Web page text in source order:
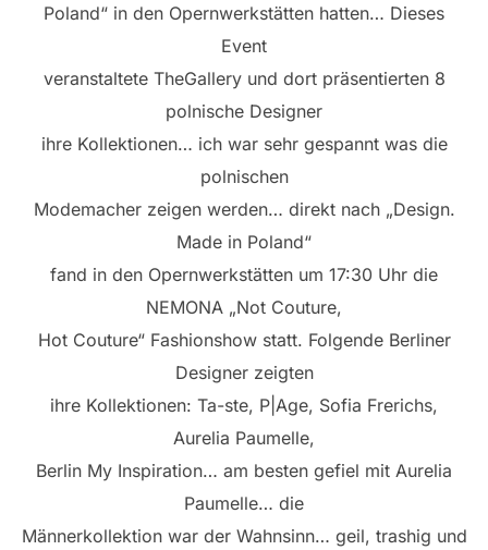
Poland“ in den Opernwerkstätten hatten… Dieses
Event
veranstaltete TheGallery und dort präsentierten 8
polnische Designer
ihre Kollektionen… ich war sehr gespannt was die
polnischen
Modemacher zeigen werden… direkt nach „Design.
Made in Poland“
fand in den Opernwerkstätten um 17:30 Uhr die
NEMONA „Not Couture,
Hot Couture“ Fashionshow statt. Folgende Berliner
Designer zeigten
ihre Kollektionen: Ta-ste, P|Age, Sofia Frerichs,
Aurelia Paumelle,
Berlin My Inspiration… am besten gefiel mit Aurelia
Paumelle… die
Männerkollektion war der Wahnsinn… geil, trashig und